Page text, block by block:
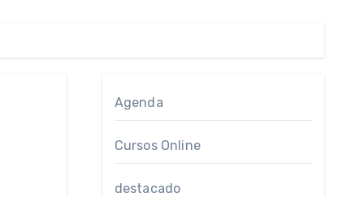
Agenda
Cursos Online
destacado